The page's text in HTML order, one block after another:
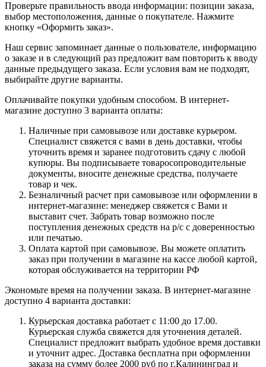
Проверьте правильность ввода информации: позиции заказа,
выбор местоположения, данные о покупателе. Нажмите
кнопку «Оформить заказ».
Наш сервис запоминает данные о пользователе, информацию
о заказе и в следующий раз предложит вам повторить к вводу
данные предыдущего заказа. Если условия вам не подходят,
выбирайте другие варианты.
Оплачивайте покупки удобным способом. В интернет-
магазине доступно 3 варианта оплаты:
Наличные при самовывозе или доставке курьером.
Специалист свяжется с вами в день доставки, чтобы
уточнить время и заранее подготовить сдачу с любой
купюры. Вы подписываете товаросопроводительные
документы, вносите денежные средства, получаете
товар и чек.
Безналичный расчет при самовывозе или оформлении в
интернет-магазине: менеджер свяжется с Вами и
выставит счет. Забрать товар возможно после
поступления денежных средств на р/с с доверенностью
или печатью.
Оплата картой при самовывозе. Вы можете оплатить
заказ при получении в магазине на кассе любой картой,
которая обслуживается на территории РФ
Экономьте время на получении заказа. В интернет-магазине
доступно 4 варианта доставки:
Курьерская доставка работает с 11:00 до 17.00.
Курьерская служба свяжется для уточнения деталей.
Специалист предложит выбрать удобное время доставки
и уточнит адрес. Доставка бесплатна при оформлении
заказа на сумму более 2000 руб по г.Калининград и